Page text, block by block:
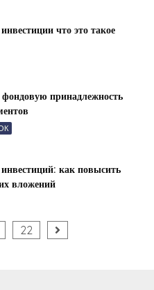
что это такое
принадлежность
инвестиций: как повысить
вложений
22